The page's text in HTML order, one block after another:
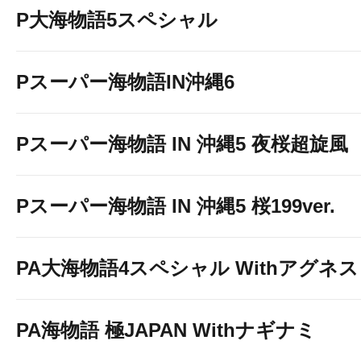
P大海物語5スペシャル
Pスーパー海物語IN沖縄6
Pスーパー海物語 IN 沖縄5 夜桜超旋風
Pスーパー海物語 IN 沖縄5 桜199ver.
PA大海物語4スペシャル Withアグネ
PA海物語 極JAPAN Withナギナミ